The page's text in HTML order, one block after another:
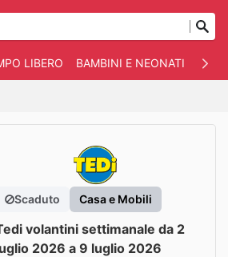
LIBERO BAMBINI E NEONATI
Scaduto Casa e Mobili
volantini settimanale da 2
2026 a 9 luglio 2026